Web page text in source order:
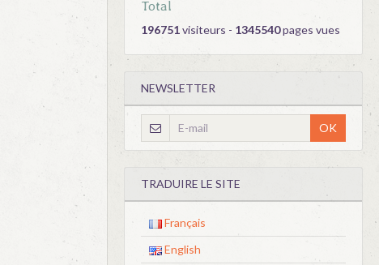
Total
196751visiteurs - 1345540pages vues
NEWSLETTER
OK
TRADUIRE LE SITE
Français
English